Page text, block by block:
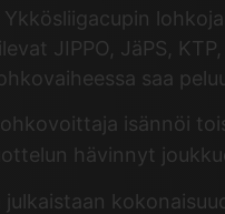
JIPPO, JäPS,
saa
isännöi
hävinnyt